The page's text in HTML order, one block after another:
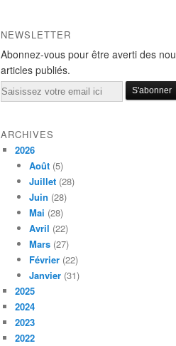
NEWSLETTER
Abonnez-vous pour être averti des
articles publiés.
Email
ARCHIVES
2026
Août (5)
Juillet (28)
Juin (28)
Mai (28)
Avril (22)
Mars (27)
Février (22)
Janvier (31)
2025
2024
2023
2022